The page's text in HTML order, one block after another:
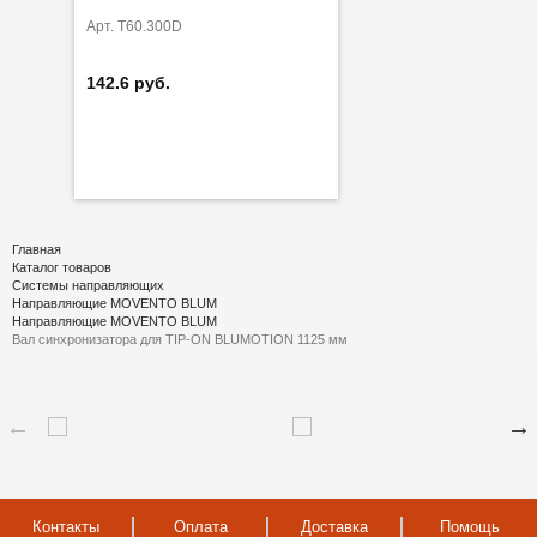
Арт. T60.300D
142.6 руб.
Главная
Каталог товаров
Системы направляющих
Направляющие MOVENTO BLUM
Направляющие MOVENTO BLUM
Вал синхронизатора для TIP-ON BLUMOTION 1125 мм
Контакты Оплата Доставка Помощь